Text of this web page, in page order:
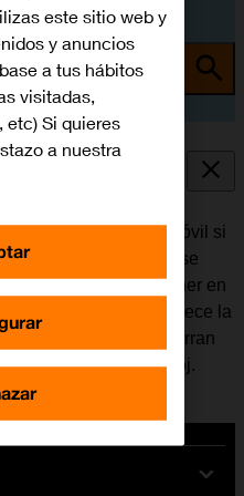
del móvil
el Apple Watch del móvil si
de manera normal y se
no se va a utilizar. Tener en
se restablece la
Apple Watch y se borran
ha creado en el reloj.
este sitio web y
y anuncios
a tus hábitos
visitadas,
Si quieres
a nuestra